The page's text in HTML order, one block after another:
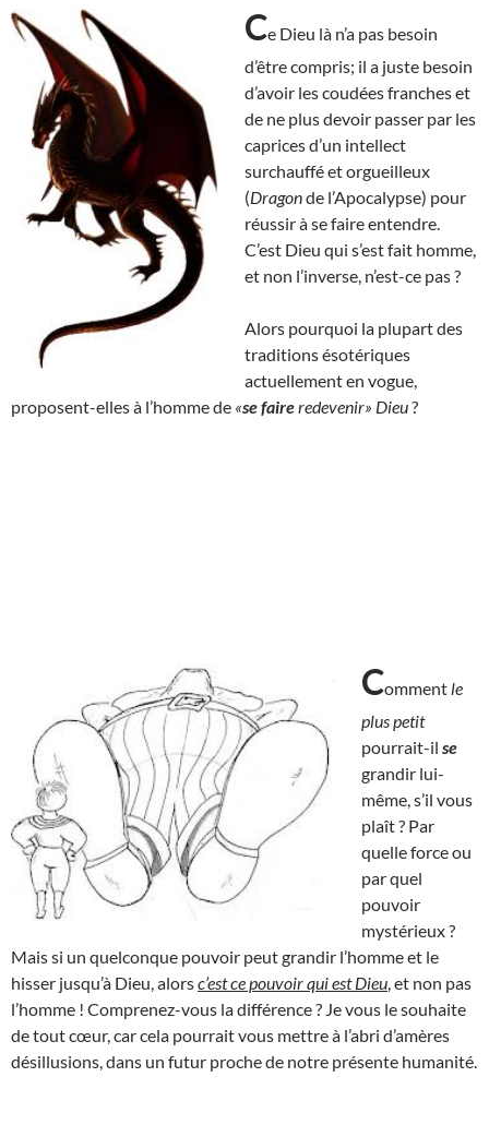
Ce Dieu là n’a pas besoin
d’être compris; il a juste besoin
d’avoir les coudées franches et
de ne plus devoir passer par les
caprices d’un intellect
surchauffé et orgueilleux
(Dragonde l’Apocalypse) pour
réussir à se faire entendre.
C’est Dieu qui s’est fait homme,
et non l’inverse, n’est-ce pas ?
Alors pourquoi la plupart des
traditions ésotériques
actuellement en vogue,
proposent-elles à l’homme de «se faireredevenir» Dieu?
Comment le
plus petit
pourrait-il se
grandir lui-
même, s’il vous
plaît ? Par
quelle force ou
par quel
pouvoir
mystérieux ?
Mais si un quelconque pouvoir peut grandir l’homme et le
hisser jusqu’à Dieu, alorsc’est ce pouvoir qui est Dieu , et non pas
l’homme ! Comprenez-vous la différence ? Je vous le souhaite
de tout cœur, car cela pourrait vous mettre à l’abri d’amères
désillusions, dans un futur proche de notre présente humanité.